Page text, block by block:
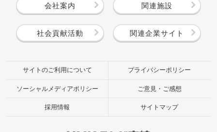
会社案内 関連施設
社会貢献活動 関連企業サイト
サイトのご利用について プライバシーポリシー
ソーシャルメディアポリシー ご意見・ご感想
採用情報 サイトマップ